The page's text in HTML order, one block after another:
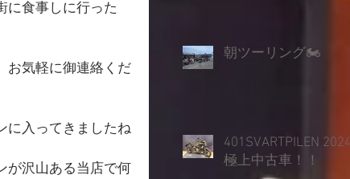
に食事しに行った
お気軽に御連絡くだ
に入ってきましたね
が沢山ある当店で何
朝ツーリング🏍
401SVARTPILEN 2024
極上中古車！！